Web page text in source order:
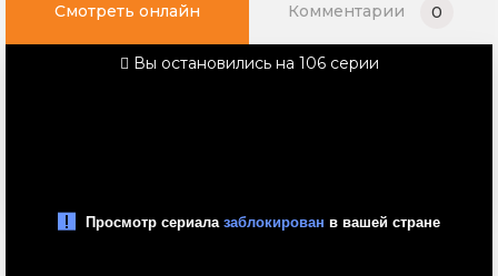
Смотреть онлайн Комментарии 0
Вы остановились на 106 серии